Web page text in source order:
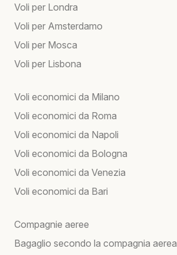
Voli per Londra
Voli per Amsterdamo
Voli per Mosca
Voli per Lisbona
Voli economici da Milano
Voli economici da Roma
Voli economici da Napoli
Voli economici da Bologna
Voli economici da Venezia
Voli economici da Bari
Compagnie aeree
Bagaglio secondo la compagnia aerea